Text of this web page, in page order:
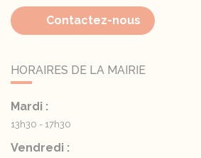
Contactez-nous
HORAIRES DE LA MAIRIE
Mardi :
13h30 - 17h30
Vendredi :